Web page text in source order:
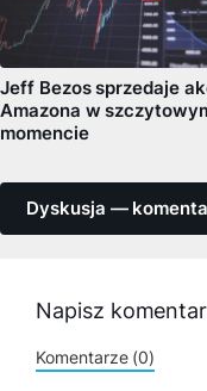
Jeff Bezos sprzedaje
Amazona w
momencie
Dyskusja —
Napisz
Komentarze (0)